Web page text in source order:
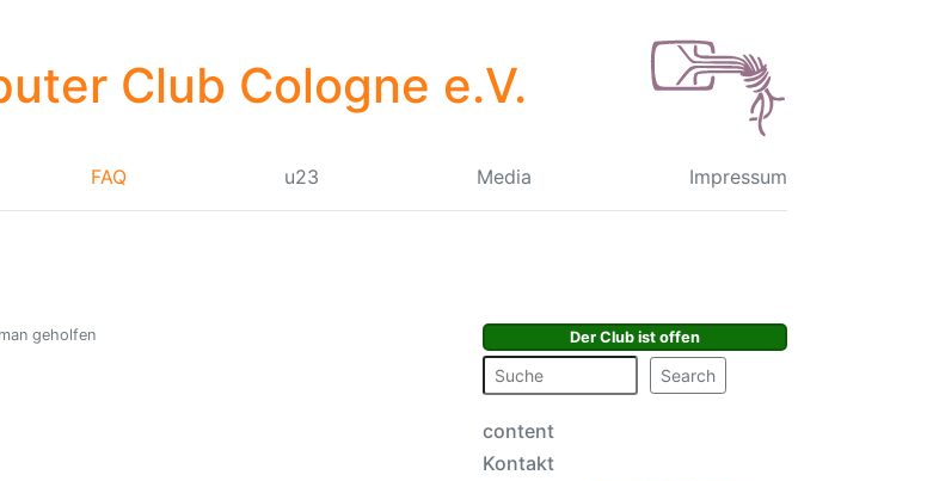
Club Cologne e.V.
FAQ u23 Media Impressum
geholfen Der Club ist offen
Search
content
Kontakt